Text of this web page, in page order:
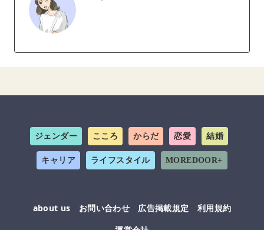
ジェンダー こころ からだ 恋愛 結婚
キャリア ライフスタイル MOREDOOR+
about us お問い合わせ 広告掲載規定
利用規約